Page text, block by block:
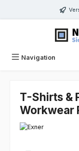
Zum Hauptinhalt
Navigation
T-Shirts &
Workwear